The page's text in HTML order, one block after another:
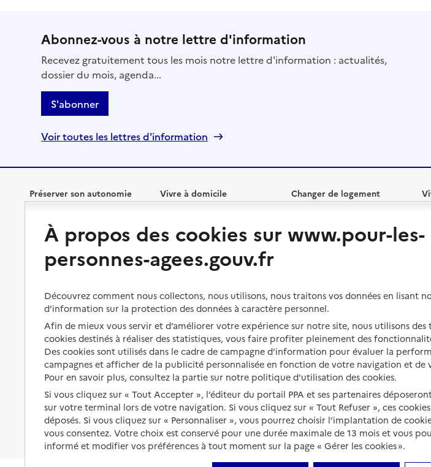
Abonnez-vous à notre lettre d'information
Recevez gratuitement tous les mois notre lettre d'information : actualités,
dossier du mois, agenda...
S'abonner
Voir toutes les lettres d'information
Préserver son autonomie
Perte d'autonomie : évaluation
et droits
Aménager son logement et
s'équiper
Préserver son autonomie et sa
santé
Organiser à l'avance sa propre
protection
Les mesures de protection
À qui s’adresser ?
Les politiques du grand âge
Vivre à domicile
Bénéficier d'aide à domicile
Bénéficier de soins à domicile
Solutions d'accueil temporaire
Partager son logement
Vivre à domicile avec une
maladie ou un handicap
Être hospitalisé
Fin de vie à domicile
Changer de logement
Les questions à se poser
Vivre en accueil familial
Autres solutions de logement
À propos des cookies sur www.pour-les-
personnes-agees.gouv.fr
Découvrez comment nous collectons, nous utilisons, nous traitons vos données en lisant
d’information sur la protection des données à caractère personnel.
Afin de mieux vous servir et d’améliorer votre expérience sur notre site, nous utilisons des
cookies destinés à réaliser des statistiques, vous faire profiter pleinement des
Des cookies sont utilisés dans le cadre de campagne d’information pour évaluer la
campagnes et afficher de la publicité personnalisée en fonction de votre navigation et de
Pour en savoir plus, consultez la partie sur notre politique d'utilisation des cookies.
Si vous cliquez sur « Tout Accepter », l’éditeur du portail PPA et ses partenaires
sur votre terminal lors de votre navigation. Si vous cliquez sur « Tout Refuser », ces
déposés. Si vous cliquez sur « Personnaliser », vous pourrez choisir l’implantation de
vous consentez. Votre choix est conservé pour une durée maximale de 13 mois et vous
informé et modifier vos préférences à tout moment sur la page « Gérer les cookies ».